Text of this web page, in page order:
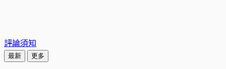
評論須知
最新 更多